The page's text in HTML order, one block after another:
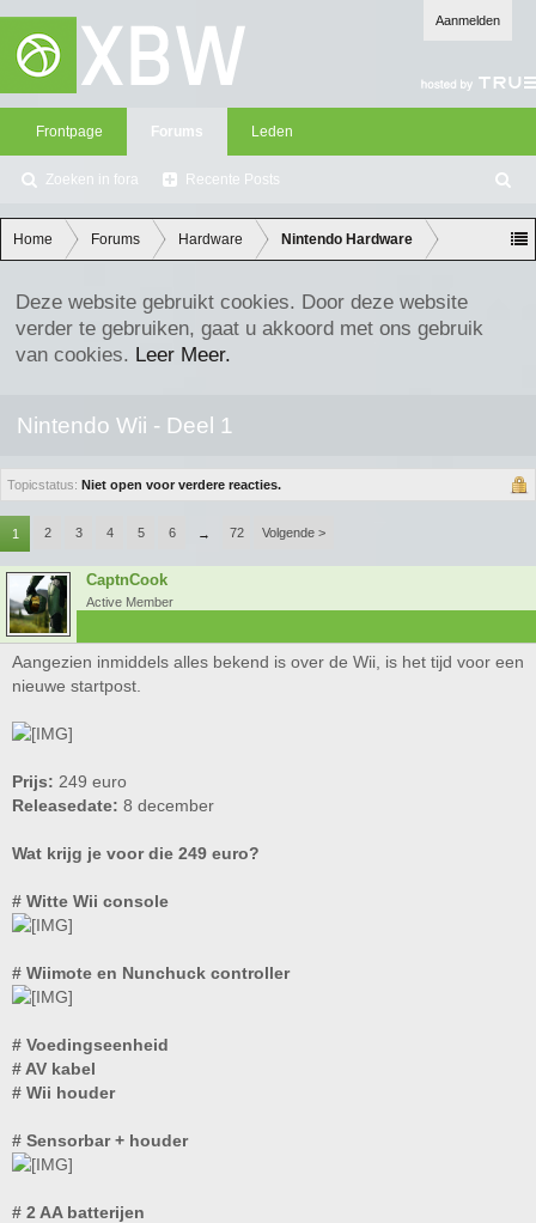
Aanmelden
Frontpage Forums
Zoeken in fora Recente Posts
Leden
oe
ke
n
Home Forums Hardware Nintendo Hardware
Deze website gebruikt cookies. Door deze website
verder te gebruiken, gaat u akkoord met ons gebruik
van cookies. Leer Meer.
Nintendo Wii - Deel 1
Topicstatus: Niet open voor verdere reacties.
1 2 3 4 5 6 → 72 Volgende >
CaptnCook
Active Member
Aangezien inmiddels alles bekend is over de Wii, is het tijd voor een
nieuwe startpost.
Prijs: 249 euro
Releasedate: 8 december
Wat krijg je voor die 249 euro?
# Witte Wii console
# Wiimote en Nunchuck controller
# Voedingseenheid
# AV kabel
# Wii houder
# Sensorbar + houder
# 2 AA batterijen